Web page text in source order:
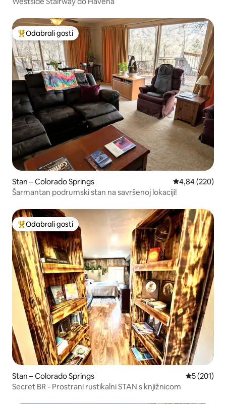
Među najviše rangiranima s oznakom „Odabrali gosti”
Odabrali gosti
Stan – Colorado Springs Prosječna
4,84 (220)
Šarmantan podrumski stan na savršenoj lokaciji!
Među najviše rangiranima s oznakom „Odabrali gosti”
Odabrali gosti
Stan – Colorado Springs Prosječna
5 (201)
Secret BR - Prostrani rustikalni STAN s knjižnicom